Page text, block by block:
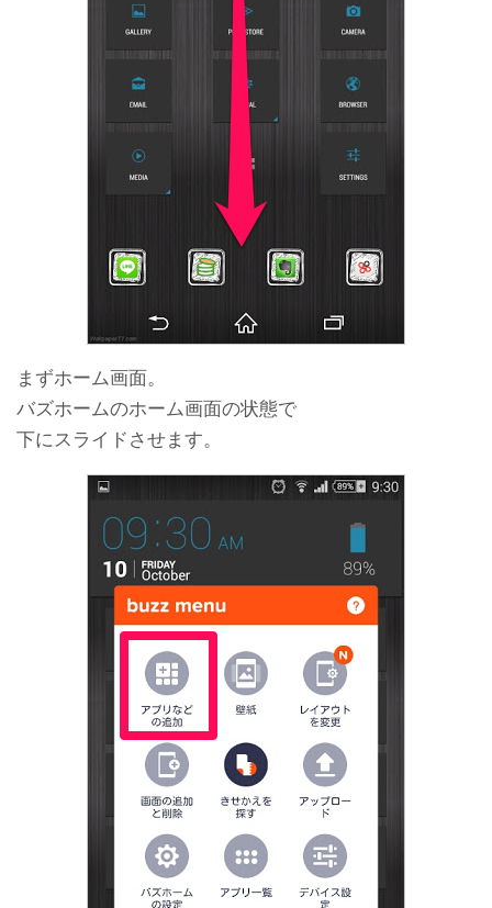
アンドロイドに電池の残量
airDroidとは何？ハンパな
リの使い方
まずホーム画面。
バズホームのホーム画面の状態で
下にスライドさせます。